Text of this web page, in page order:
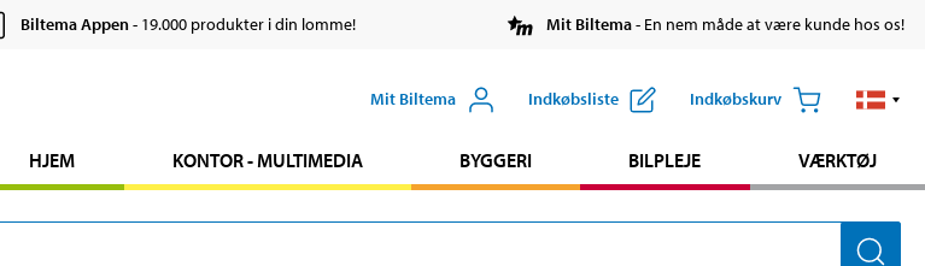
Biltema Appen- 19.000 produkter i din lomme! Mit Biltema- En nem måde at være kunde hos os!
Mit Biltema Indkøbsliste Indkøbskurv
HJEM KONTOR - MULTIMEDIA BYGGERI BILPLEJE VÆRKTØJ